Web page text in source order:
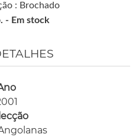
: Brochado
- Em stock